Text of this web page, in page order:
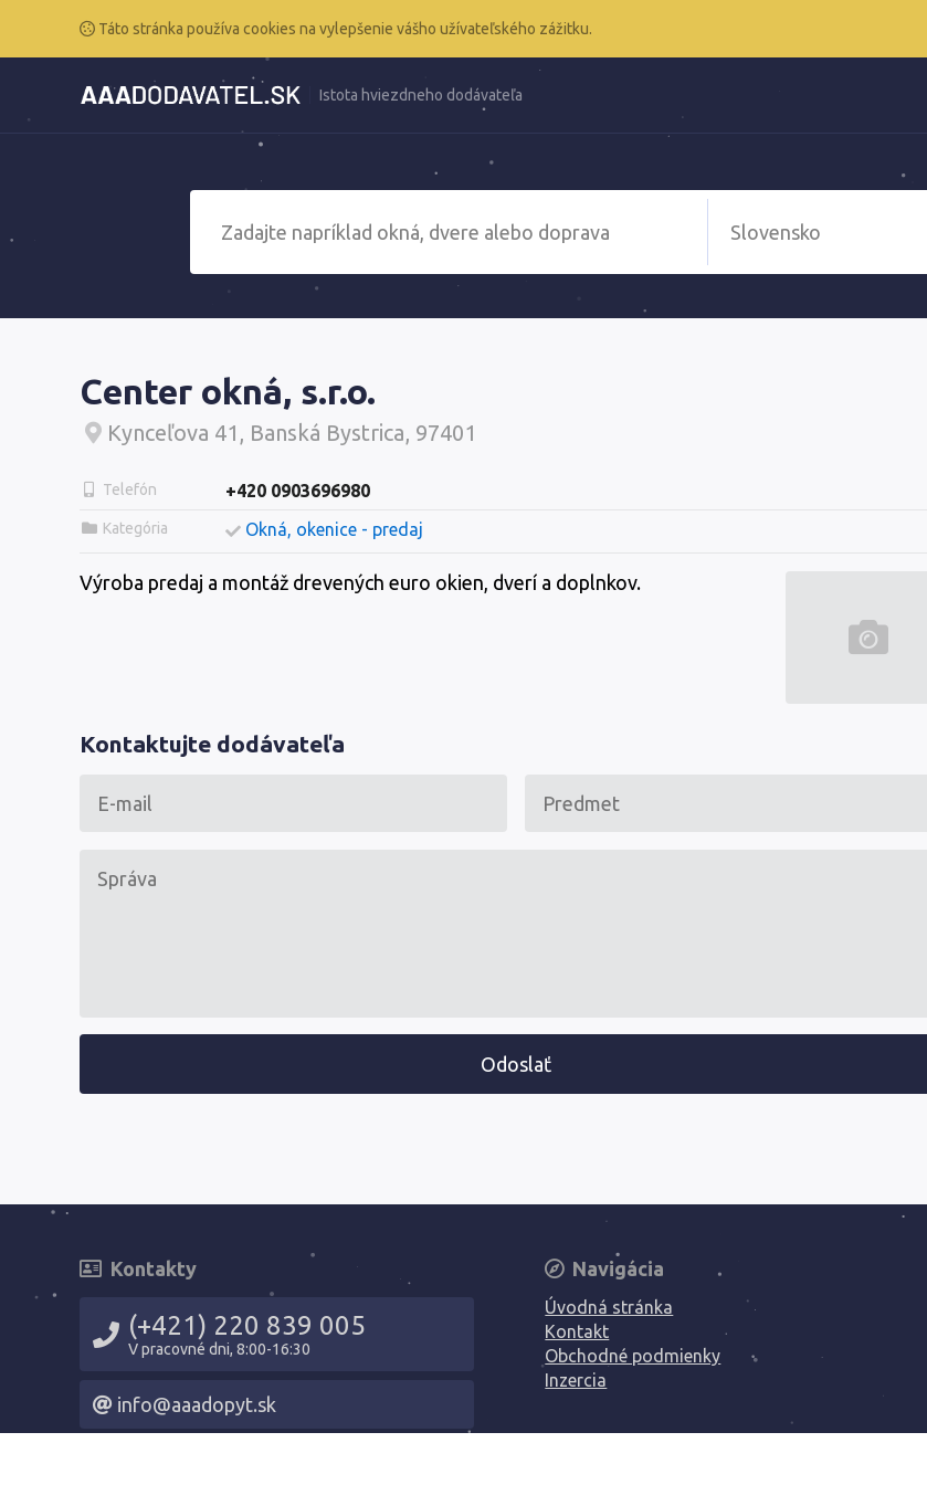
Táto stránka používa cookies na vylepšenie vášho užívateľského zážitku.
Istota hviezdneho dodávateľa
Center okná, s.r.o.
Kynceľova 41, Banská Bystrica, 97401
Telefón +420 0903696980
Kategória Okná, okenice - predaj
Výroba predaj a montáž drevených euro okien, dverí a doplnkov.
Kontaktujte dodávateľa
Odoslať
Kontakty
(+421) 220 839 005
V pracovné dni, 8:00-16:30
info@aaadopyt.sk
Navigácia
Úvodná stránka
Kontakt
Obchodné podmienky
Inzercia